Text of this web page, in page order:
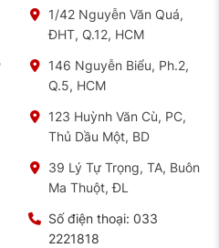
1/42 Nguyễn Văn Quá,
ĐHT, Q.12, HCM
146 Nguyễn Biểu, Ph.2,
Q.5, HCM
123 Huỳnh Văn Cù, PC,
Thủ Dầu Một, BD
39 Lý Tự Trọng, TA, Buôn
Ma Thuột, ĐL
Số điện thoại: 033
2221818